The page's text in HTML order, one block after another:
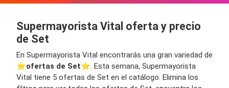
Supermayorista Vital oferta y precio
de Set
En Supermayorista Vital encontrarás una gran variedad de
⭐️ofertas de Set⭐️. Esta semana, Supermayorista
Vital tiene 5 ofertas de Set en el catálogo. Elimina los